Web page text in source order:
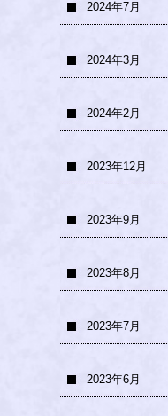
2024年7月
2024年3月
2024年2月
2023年12月
2023年9月
2023年8月
2023年7月
2023年6月